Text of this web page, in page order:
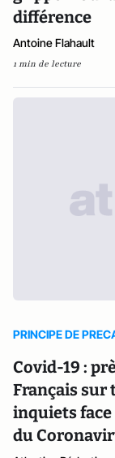
différence
Antoine Flahault
1 min de lecture
PRINCIPE DE
Covid-19 :
Français sur
inquiets
du